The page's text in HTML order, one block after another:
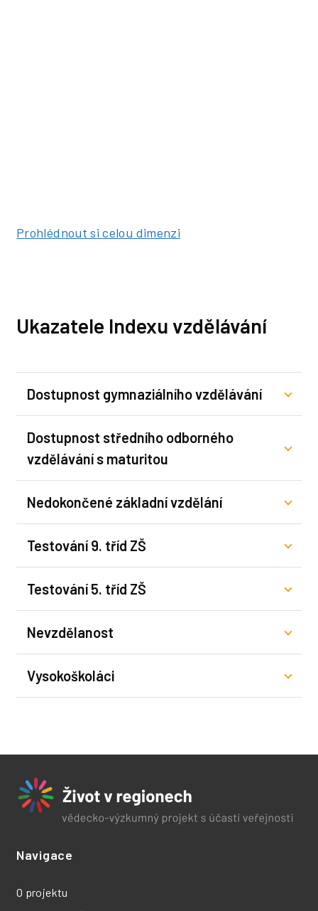
Prohlédnout si celou dimenzi
Ukazatele Indexu vzdělávání
Dostupnost gymnaziálního vzdělávání
Dostupnost středního odborného
vzdělávání s maturitou
Nedokončené základní vzdělání
Testování 9. tříd ZŠ
Testování 5. tříd ZŠ
Nevzdělanost
Vysokoškoláci
Navigace
O projektu